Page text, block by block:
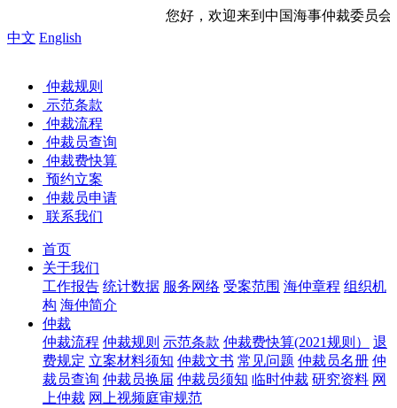
您好，欢迎来到中国海事仲裁委员会网站！ 今天是
中文 English
仲裁规则
示范条款
仲裁流程
仲裁员查询
仲裁费快算
预约立案
仲裁员申请
联系我们
首页
关于我们
工作报告 统计数据 服务网络 受案范围 海仲章程 组织机
构 海仲简介
仲裁
仲裁流程 仲裁规则 示范条款 仲裁费快算(2021规则）
退
费规定 立案材料须知 仲裁文书 常见问题 仲裁员名册 仲
裁员查询 仲裁员换届 仲裁员须知 临时仲裁 研究资料 网
上仲裁 网上视频庭审规范